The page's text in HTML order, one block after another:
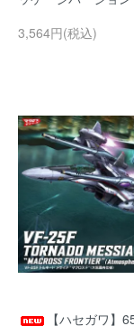
3,564円(税込)
【ハセガワ】